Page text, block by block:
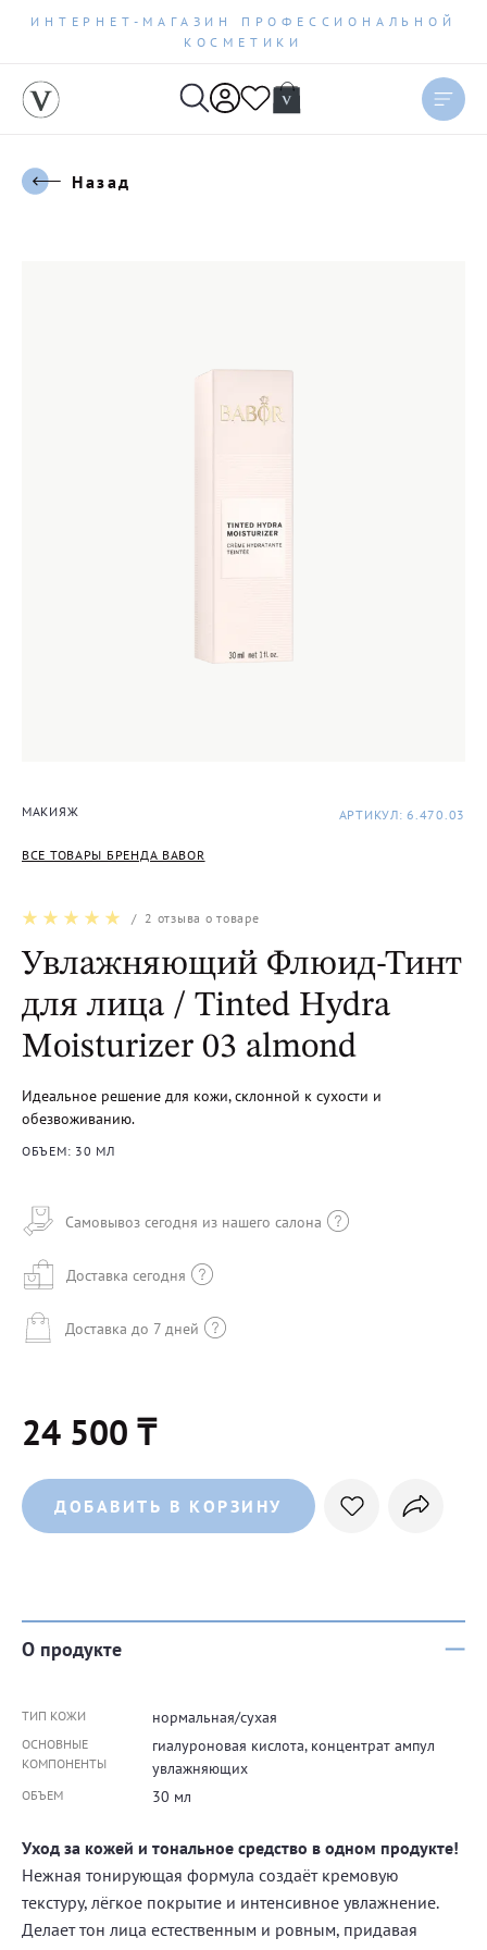
ИНТЕРНЕТ-МАГАЗИН ПРОФЕССИОНАЛЬНОЙ
КОСМЕТИКИ
Назад
МАКИЯЖ
ВСЕ ТОВАРЫ БРЕНДА BABOR
АРТИКУЛ: 6.470.03
/ 2 отзыва о товаре
Увлажняющий Флюид-Тинт
для лица / Tinted Hydra
Moisturizer 03 almond
Идеальное решение для кожи, склонной к сухости и
обезвоживанию.
ОБЪЕМ: 30 МЛ
Самовывоз сегодня из нашего салона
Доставка сегодня
Доставка до 7 дней
24 500 ₸
ДОБАВИТЬ В КОРЗИНУ
О продукте
ТИП КОЖИ нормальная/сухая
ОСНОВНЫЕ
КОМПОНЕНТЫ
гиалуроновая кислота, концентрат ампул
увлажняющих
ОБЪЕМ 30 мл
Уход за кожей и тональное средство в одном продукте!
Нежная тонирующая формула создаёт кремовую
текстуру, лёгкое покрытие и интенсивное увлажнение.
Делает тон лица естественным и ровным, придавая